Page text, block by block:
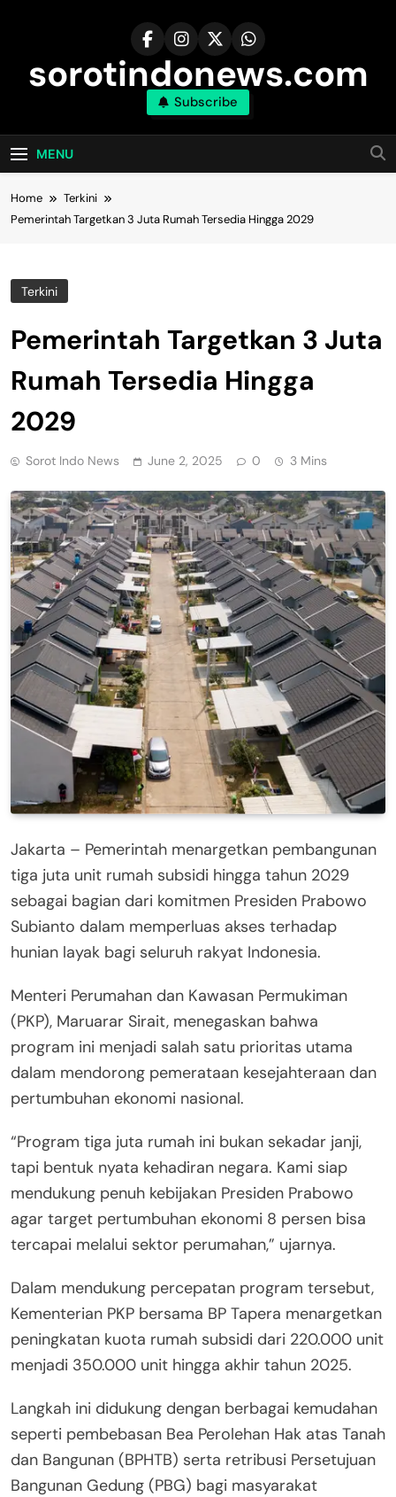
sorotindonews.com
Subscribe
MENU
Home
Terkini
Pemerintah Targetkan 3 Juta Rumah Tersedia Hingga 2029
Terkini
Pemerintah Targetkan 3 Juta
Rumah Tersedia Hingga
2029
Sorot Indo News June 2, 2025 0 3 Mins
Jakarta – Pemerintah menargetkan pembangunan
tiga juta unit rumah subsidi hingga tahun 2029
sebagai bagian dari komitmen Presiden Prabowo
Subianto dalam memperluas akses terhadap
hunian layak bagi seluruh rakyat Indonesia.
Menteri Perumahan dan Kawasan Permukiman
(PKP), Maruarar Sirait, menegaskan bahwa
program ini menjadi salah satu prioritas utama
dalam mendorong pemerataan kesejahteraan dan
pertumbuhan ekonomi nasional.
“Program tiga juta rumah ini bukan sekadar janji,
tapi bentuk nyata kehadiran negara. Kami siap
mendukung penuh kebijakan Presiden Prabowo
agar target pertumbuhan ekonomi 8 persen bisa
tercapai melalui sektor perumahan,” ujarnya.
Dalam mendukung percepatan program tersebut,
Kementerian PKP bersama BP Tapera menargetkan
peningkatan kuota rumah subsidi dari 220.000 unit
menjadi 350.000 unit hingga akhir tahun 2025.
Langkah ini didukung dengan berbagai kemudahan
seperti pembebasan Bea Perolehan Hak atas Tanah
dan Bangunan (BPHTB) serta retribusi Persetujuan
Bangunan Gedung (PBG) bagi masyarakat